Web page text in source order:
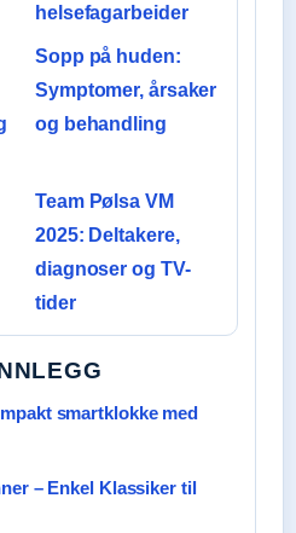
helsefagarbeider
Sopp på huden:
Symptomer, årsaker
og behandling
Team Pølsa VM
2025: Deltakere,
diagnoser og TV-
tider
smartklokke med
– Enkel Klassiker til